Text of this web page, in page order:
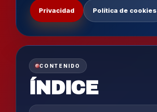
Privacidad Política de cookies
CONTENIDO
ÍNDICE